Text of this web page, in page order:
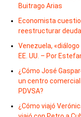
Buitrago Arias
Economista
reestructurar
Venezuela,
EE. UU. – Por
¿Cómo José
un centro
PDVSA?
¿Cómo viajó